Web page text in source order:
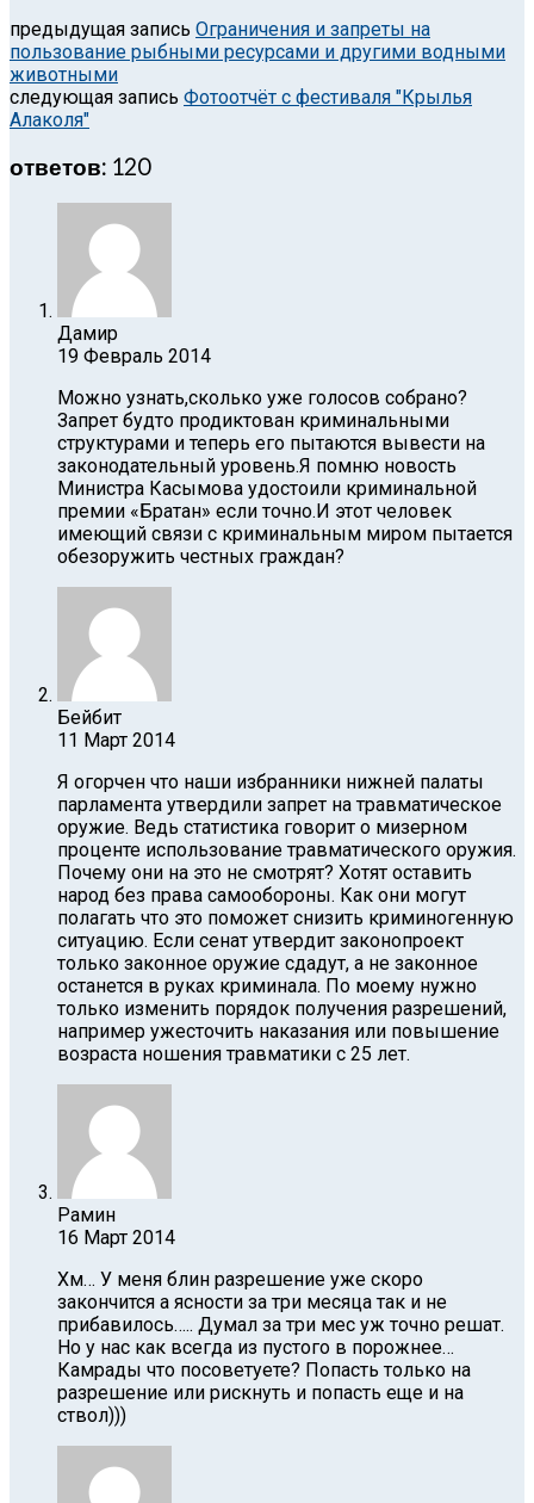
предыдущая запись Ограничения и запреты на
пользование рыбными ресурсами и другими водными
животными
следующая запись Фотоотчёт с фестиваля "Крылья
Алаколя"
ответов: 120
Дамир
19 Февраль 2014
Можно узнать,сколько уже голосов собрано?
Запрет будто продиктован криминальными
структурами и теперь его пытаются вывести на
законодательный уровень.Я помню новость
Министра Касымова удостоили криминальной
премии «Братан» если точно.И этот человек
имеющий связи с криминальным миром пытается
обезоружить честных граждан?
Бейбит
11 Март 2014
Я огорчен что наши избранники нижней палаты
парламента утвердили запрет на травматическое
оружие. Ведь статистика говорит о мизерном
проценте использование травматического оружия.
Почему они на это не смотрят? Хотят оставить
народ без права самообороны. Как они могут
полагать что это поможет снизить криминогенную
ситуацию. Если сенат утвердит законопроект
только законное оружие сдадут, а не законное
останется в руках криминала. По моему нужно
только изменить порядок получения разрешений,
например ужесточить наказания или повышение
возраста ношения травматики с 25 лет.
Рамин
16 Март 2014
Хм… У меня блин разрешение уже скоро
закончится а ясности за три месяца так и не
прибавилось….. Думал за три мес уж точно решат.
Но у нас как всегда из пустого в порожнее…
Камрады что посоветуете? Попасть только на
разрешение или рискнуть и попасть еще и на
ствол)))